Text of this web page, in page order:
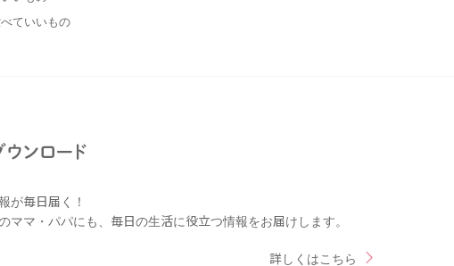
ていいもの
が毎日届く！
マ・パパにも、毎日の生活に役立つ情報をお届けします。
詳しくはこちら